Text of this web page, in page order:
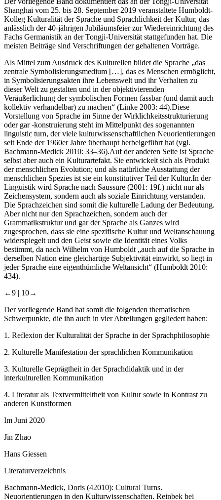
Shanghai vom 25. bis 28. September 2019 veranstaltete Humboldt-
Kolleg Kulturalität der Sprache und Sprachlichkeit der Kultur, das
anlässlich der 40-jährigen Jubiläumsfeier zur Wiedereinrichtung des
Fachs Germanistik an der Tongji-Universität stattgefunden hat. Die
meisten Beiträge sind Verschriftungen der gehaltenen Vorträge.
Als Mittel zum Ausdruck des Kulturellen bildet die Sprache „das
zentrale Symbolisierungsmedium […], das es Menschen ermöglicht,
in Symbolisierungsakten ihre Lebenswelt und ihr Verhalten zu
dieser Welt zu gestalten und in der objektivierenden
Veräußerlichung der symbolischen Formen fassbar (und damit auch
kollektiv verhandelbar) zu machen“ (Linke 2003: 44).Diese
Vorstellung von Sprache im Sinne der Wirklichkeitsstrukturierung
oder gar -konstruierung steht im Mittelpunkt des sogenannten
linguistic turn, der viele kulturwissenschaftlichen Neuorientierungen
seit Ende der 1960er Jahre überhaupt herbeigeführt hat (vgl.
Bachmann-Medick 2010: 33–36).Auf der anderen Seite ist Sprache
selbst aber auch ein Kulturartefakt. Sie entwickelt sich als Produkt
der menschlichen Evolution; und als natürliche Ausstattung der
menschlichen Spezies ist sie ein konstitutiver Teil der Kultur.In der
Linguistik wird Sprache nach Saussure (2001: 19f.) nicht nur als
Zeichensystem, sondern auch als soziale Einrichtung verstanden.
Die Sprachzeichen sind somit die kulturelle Ladung der Bedeutung.
Aber nicht nur den Sprachzeichen, sondern auch der
Grammatikstruktur und gar der Sprache als Ganzes wird
zugesprochen, dass sie eine spezifische Kultur und Weltanschauung
widerspiegelt und den Geist sowie die Identität eines Volks
bestimmt, da nach Wilhelm von Humboldt „auch auf die Sprache in
derselben Nation eine gleichartige Subjektivität einwirkt, so liegt in
jeder Sprache eine eigenthümliche Weltansicht“ (Humboldt 2010:
434).
←9 | 10→
Der vorliegende Band hat somit die folgenden thematischen
Schwerpunkte, die ihn auch in vier Abteilungen gegliedert haben:
1. Reflexion der Kulturalität der Sprache in der Sprachphilosophie
2. Kulturelle Manifestation der sprachlichen Kommunikation
3. Kulturelle Geprägtheit in der Sprachdidaktik und in der
interkulturellen Kommunikation
4. Literatur als Textvermitteltheit von Kultur sowie in Kontrast zu
anderen Kunstformen
Im Juni 2020
Jin Zhao
Hans Giessen
Literaturverzeichnis
Bachmann-Medick, Doris (42010): Cultural Turns.
Neuorientierungen in den Kulturwissenschaften. Reinbek bei